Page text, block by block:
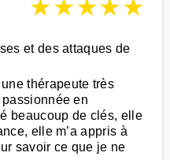
★★★★★
et des attaques de
thérapeute très
en
beaucoup de clés, elle
elle m’a appris à
savoir ce que je ne